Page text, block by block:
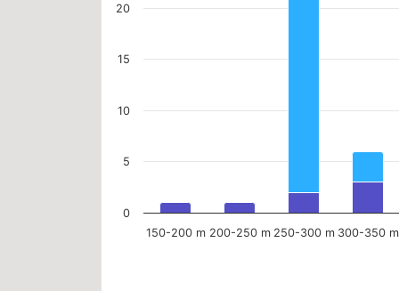
150-200 m 200-250 m 250-300 m 300-350 m
0
5
10
15
20